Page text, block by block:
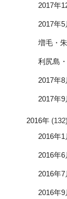
2017年
2017年
増毛・
利尻島
2017年
2017年
2016年 (132)
2016年
2016年
2016年
2016年